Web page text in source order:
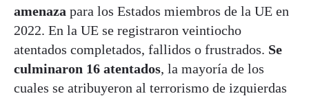
amenaza para los Estados miembros de la UE en
2022. En la UE se registraron veintiocho
atentados completados, fallidos o frustrados. Se
culminaron 16 atentados, la mayoría de los
cuales se atribuyeron al terrorismo de izquierdas